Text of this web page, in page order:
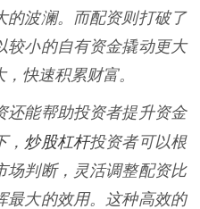
的波澜。而配资则打破了
较小的自有资金撬动更大
快速积累财富。
还能帮助投资者提升资金
炒股杠杆投资者可以根
场判断，灵活调整配资比
最大的效用。这种高效的